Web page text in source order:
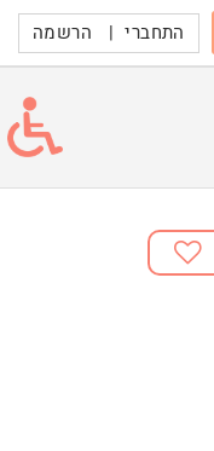
התחברי | הרשמה